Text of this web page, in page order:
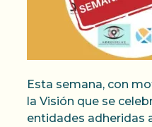
Esta semana, con
la Visión que se
entidades adheridas